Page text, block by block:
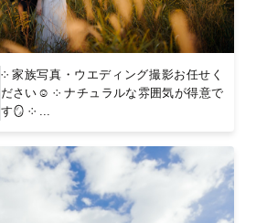
༶ 家族写真・ウエディング撮影お任せく
ださい☺︎ ༶ ナチュラルな雰囲気が得意で
す🪞 ༶ ...